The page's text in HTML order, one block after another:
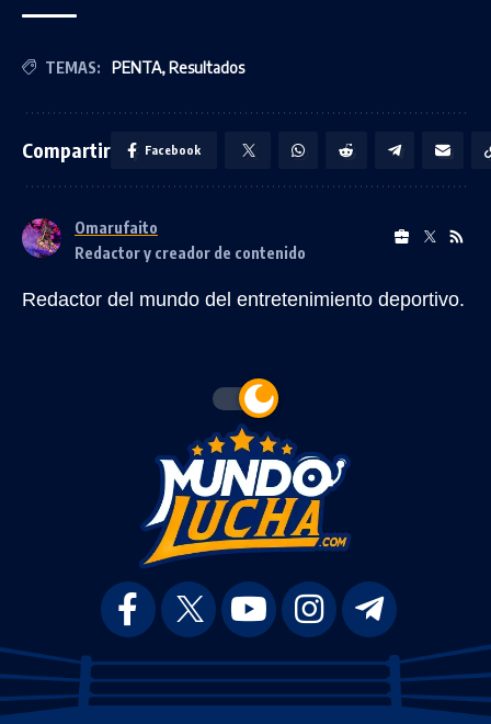
TEMAS: PENTA,Resultados
Compartir Facebook
Omarufaito
Redactor y creador de contenido
Redactor del mundo del entretenimiento deportivo.